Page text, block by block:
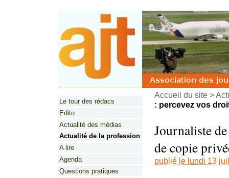
Accueil du site>
: percevez vos
Journaliste
de copie
publié le lundi 13
Le tour des rédacs
Edito
Actualité des médias
Actualité de la profession
A lire
Agenda
Questions pratiques